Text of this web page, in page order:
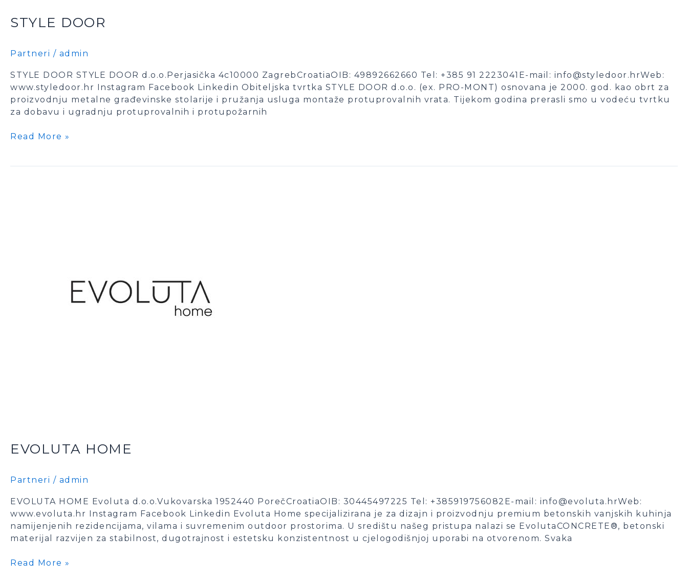
STYLE DOOR
Partneri / admin
STYLE DOOR STYLE DOOR d.o.o.Perjasička 4c10000 ZagrebCroatiaOIB: 49892662660 Tel: +385 91 2223041E-mail: info@styledoor.hrWeb:
www.styledoor.hr Instagram Facebook Linkedin Obiteljska tvrtka STYLE DOOR d.o.o. (ex. PRO-MONT) osnovana je 2000. god. kao obrt za
proizvodnju metalne građevinske stolarije i pružanja usluga montaže protuprovalnih vrata. Tijekom godina prerasli smo u vodeću tvrtku
za dobavu i ugradnju protuprovalnih i protupožarnih
Read More »
EVOLUTA HOME
Partneri / admin
EVOLUTA HOME Evoluta d.o.o.Vukovarska 1952440 PorečCroatiaOIB: 30445497225 Tel: +385919756082E-mail: info@evoluta.hrWeb:
www.evoluta.hr Instagram Facebook Linkedin Evoluta Home specijalizirana je za dizajn i proizvodnju premium betonskih vanjskih kuhinja
namijenjenih rezidencijama, vilama i suvremenim outdoor prostorima. U središtu našeg pristupa nalazi se EvolutaCONCRETE®, betonski
materijal razvijen za stabilnost, dugotrajnost i estetsku konzistentnost u cjelogodišnjoj uporabi na otvorenom. Svaka
Read More »